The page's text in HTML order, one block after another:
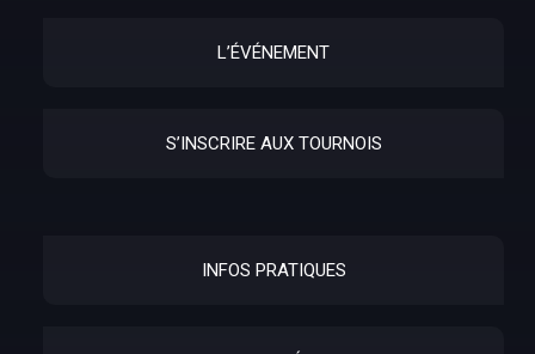
L’ÉVÉNEMENT
S’INSCRIRE AUX TOURNOIS
INFOS PRATIQUES